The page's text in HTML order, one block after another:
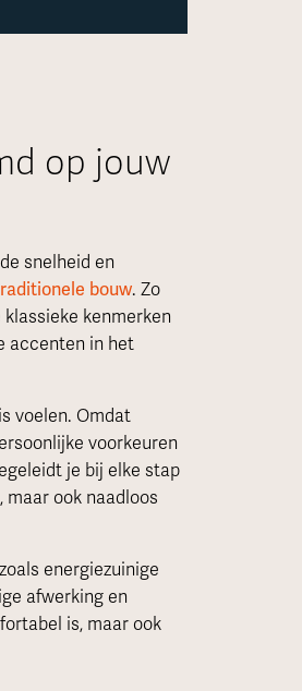
op jouw
snelheid en
bouw. Zo
kenmerken
accenten in het
voelen. Omdat
voorkeuren
je bij elke stap
ook naadloos
energiezuinige
afwerking en
is, maar ook